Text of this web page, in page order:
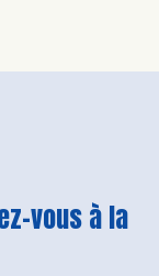
vous à la